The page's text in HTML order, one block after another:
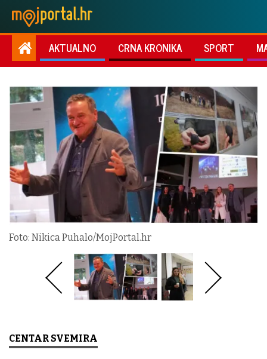
AKTUALNO CRNA KRONIKA SPORT
Foto: Nikica Puhalo/MojPortal.hr
CENTAR SVEMIRA